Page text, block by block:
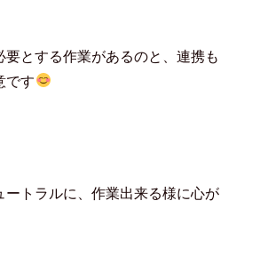
とする作業があるのと、連携も
です
トラルに、作業出来る様に心が